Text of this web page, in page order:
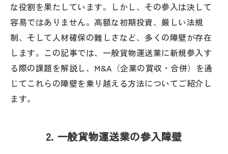
な役割を果たしています。しかし、その参入は決して
容易ではありません。高額な初期投資、厳しい法規
制、そして人材確保の難しさなど、多くの障壁が存在
します。この記事では、一般貨物運送業に新規参入す
る際の課題を解説し、M&A（企業の買収・合併）を通
じてこれらの障壁を乗り越える方法についてご紹介し
ます。
2. 一般貨物運送業の参入障壁